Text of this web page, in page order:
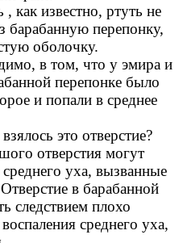
как известно, ртуть не
барабанную перепонку,
оболочку.
в том, что у эмира и
перепонке было
и попали в среднее
это отверстие?
отверстия могут
уха, вызванные
в барабанной
следствием плохо
среднего уха,